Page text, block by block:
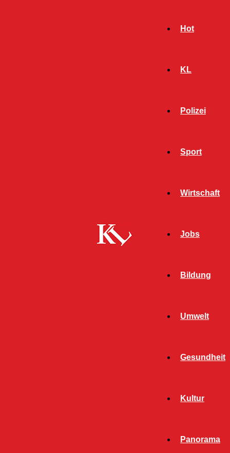
Hot
KL
Polizei
Sport
Wirtschaft
Jobs
Bildung
Umwelt
Gesundheit
Kultur
Panorama